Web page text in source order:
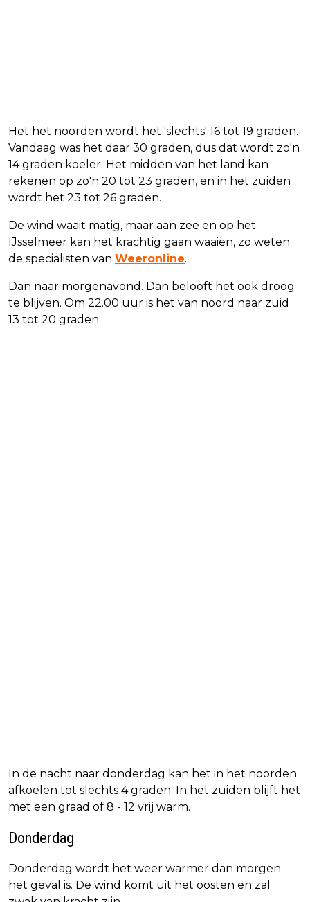
Het het noorden wordt het 'slechts' 16 tot 19 graden.
Vandaag was het daar 30 graden, dus dat wordt zo'n
14 graden koeler. Het midden van het land kan
rekenen op zo'n 20 tot 23 graden, en in het zuiden
wordt het 23 tot 26 graden.
De wind waait matig, maar aan zee en op het
IJsselmeer kan het krachtig gaan waaien, zo weten
de specialisten van Weeronline.
Dan naar morgenavond. Dan belooft het ook droog
te blijven. Om 22.00 uur is het van noord naar zuid
13 tot 20 graden.
In de nacht naar donderdag kan het in het noorden
afkoelen tot slechts 4 graden. In het zuiden blijft het
met een graad of 8 - 12 vrij warm.
Donderdag
Donderdag wordt het weer warmer dan morgen
het geval is. De wind komt uit het oosten en zal